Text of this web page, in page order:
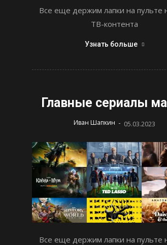
Все еще держим лапки на пульте
ТВ-контента
Узнать больше
Главные сериалы
Иван Шапкин - 05.03.2023
Все еще держим лапки на пульте